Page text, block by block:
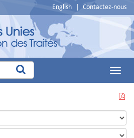
English Contactez-nous
Main
CETTE
PAGE
EN